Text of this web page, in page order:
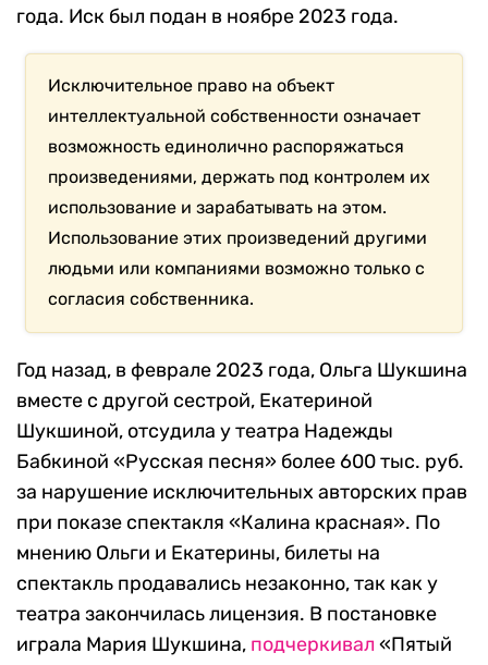
года. Иск был подан в ноябре 2023 года.
Исключительное право на объект
интеллектуальной собственности означает
возможность единолично распоряжаться
произведениями, держать под контролем их
использование и зарабатывать на этом.
Использование этих произведений другими
людьми или компаниями возможно только с
согласия собственника.
Год назад, в феврале 2023 года, Ольга Шукшина
вместе с другой сестрой, Екатериной
Шукшиной, отсудила у театра Надежды
Бабкиной «Русская песня» более 600 тыс. руб.
за нарушение исключительных авторских прав
при показе спектакля «Калина красная». По
мнению Ольги и Екатерины, билеты на
спектакль продавались незаконно, так как у
театра закончилась лицензия. В постановке
играла Мария Шукшина, подчеркивал «Пятый